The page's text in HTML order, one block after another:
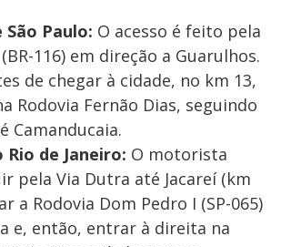
São Paulo: O acesso é feito pela
116) em direção a Guarulhos.
de chegar à cidade, no km 13,
Rodovia Fernão Dias, seguindo
Camanducaia.
Rio de Janeiro: O motorista
pela Via Dutra até Jacareí (km
a Rodovia Dom Pedro I (SP-065)
e, então, entrar à direita na